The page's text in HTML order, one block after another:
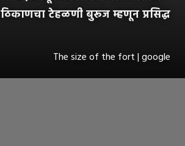
टेहळणी बुरूज म्हणून प्रसिद्ध
The size of the fort | google